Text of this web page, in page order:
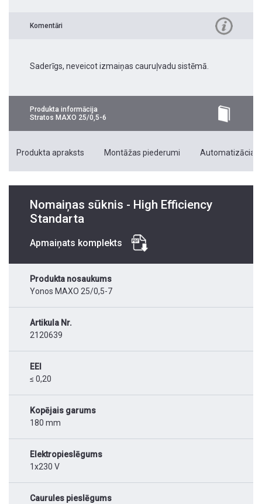
Komentāri
Saderīgs, neveicot izmaiņas cauruļvadu sistēmā.
Produkta informācija
Stratos MAXO 25/0,5-6
Produkta apraksts Montāžas piederumi Automatizācias
Nomaiņas sūknis - High Efficiency
Standarta
Apmaiņats komplekts
Produkta nosaukums
Yonos MAXO 25/0,5-7
Artikula Nr.
2120639
EEI
≤ 0,20
Kopējais garums
180 mm
Elektropieslēgums
1x230 V
Caurules pieslēgums